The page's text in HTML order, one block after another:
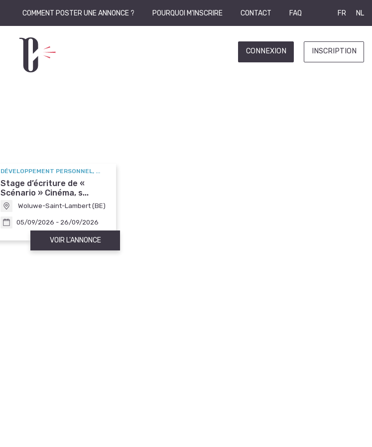
COMMENT POSTER UNE ANNONCE ? POURQUOI M'INSCRIRE CONTACT FAQ FR NL
CONNEXION INSCRIPTION
DÉVELOPPEMENT PERSONNEL, ...
Stage d’écriture de «
Scénario » Cinéma, s...
Woluwe-Saint-Lambert (BE)
05/09/2026 - 26/09/2026
VOIR L'ANNONCE